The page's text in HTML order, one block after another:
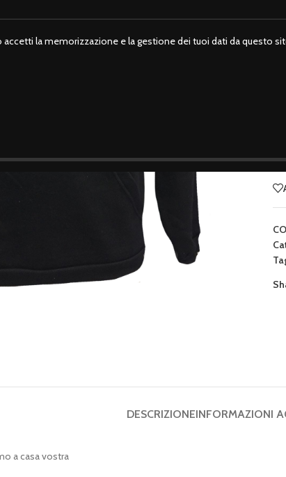
la memorizzazione e la gestione dei tuoi dati da questo
DESCRIZIONEINFORMAZIONI
a casa vostra